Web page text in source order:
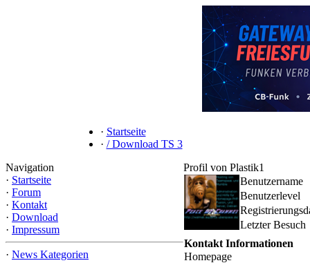
· Startseite
· / Download TS 3
Navigation
· Startseite
· Forum
· Kontakt
· Download
· Impressum
· News Kategorien
Profil von Plastik1
Benutzername
Benutzerlevel
Letzter Besuch
Kontakt Informationen
Homepage